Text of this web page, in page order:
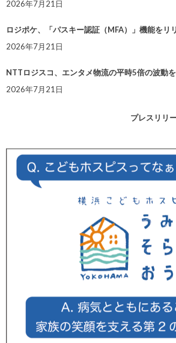
2026年7月21日
ロジポケ、「パスキー認証（MFA）」機能をリ
2026年7月21日
NTTロジスコ、エンタメ物流の平時5倍の波動
2026年7月21日
プレスリリ